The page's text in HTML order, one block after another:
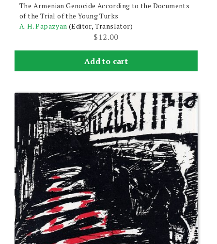
The Armenian Genocide According to the Documents
of the Trial of the Young Turks
A. H. Papazyan (Editor, Translator)
$12.00
Add to cart